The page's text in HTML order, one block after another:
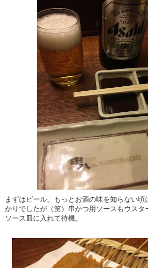
まずはビール。もっとお酒の味を知らない
かりでしたが（笑）串かつ用ソースもウスタ
ソース皿に入れて待機。